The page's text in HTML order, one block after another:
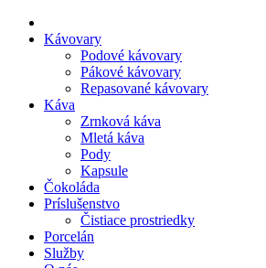
Preskočiť
Kávovary
Podové kávovary
Pákové kávovary
Repasované kávovary
Káva
Zrnková káva
Mletá káva
Pody
Kapsule
Čokoláda
Príslušenstvo
Čistiace prostriedky
Porcelán
Služby